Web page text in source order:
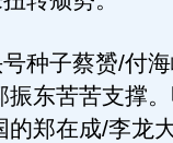
子蔡赟/付海
东苦苦支撑
郑在成/李龙